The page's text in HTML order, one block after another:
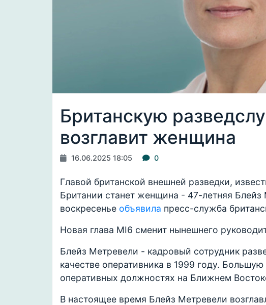
Британскую
возглавит женщина
16.06.2025 18:05 0
Главой британской внешней разведки,
Британии станет женщина - 47-летняя Блейз
воскресенье объявила пресс-служба
Новая глава MI6 сменит нынешнего
Блейз Метревели - кадровый сотрудник
качестве оперативника в 1999 году.
оперативных должностях на Ближнем
В настоящее время Блейз Метревели